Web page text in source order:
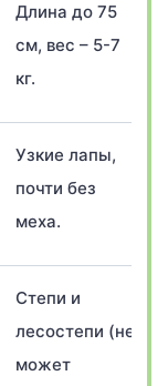
Длина до 75
см, вес – 5-7
кг.
Узкие лапы,
почти без
меха.
Степи и
лесостепи (не
может